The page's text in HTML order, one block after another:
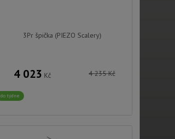
3Pr špička (PIEZO Scalery)
4 023 Kč 4 235 Kč
do týdne